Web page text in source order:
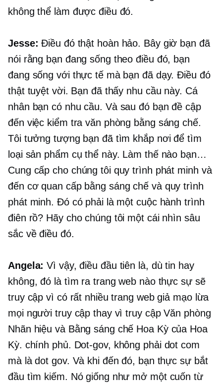
không thể làm được điều đó.
Jesse: Điều đó thật hoàn hảo. Bây giờ bạn đã
nói rằng bạn đang sống theo điều đó, bạn
đang sống với thực tế mà bạn đã dạy. Điều đó
thật tuyệt vời. Bạn đã thấy nhu cầu này. Cá
nhân bạn có nhu cầu. Và sau đó bạn đề cập
đến việc kiểm tra văn phòng bằng sáng chế.
Tôi tưởng tượng bạn đã tìm khắp nơi để tìm
loại sản phẩm cụ thể này. Làm thế nào bạn…
Cung cấp cho chúng tôi quy trình phát minh và
đến cơ quan cấp bằng sáng chế và quy trình
phát minh. Đó có phải là một cuộc hành trình
điên rồ? Hãy cho chúng tôi một cái nhìn sâu
sắc về điều đó.
Angela: Vì vậy, điều đầu tiên là, dù tin hay
không, đó là tìm ra trang web nào thực sự sẽ
truy cập vì có rất nhiều trang web giả mạo lừa
mọi người truy cập thay vì truy cập Văn phòng
Nhãn hiệu và Bằng sáng chế Hoa Kỳ của Hoa
Kỳ. chính phủ. Dot-gov, không phải dot com
mà là dot gov. Và khi đến đó, bạn thực sự bắt
đầu tìm kiếm. Nó giống như mở một cuốn từ